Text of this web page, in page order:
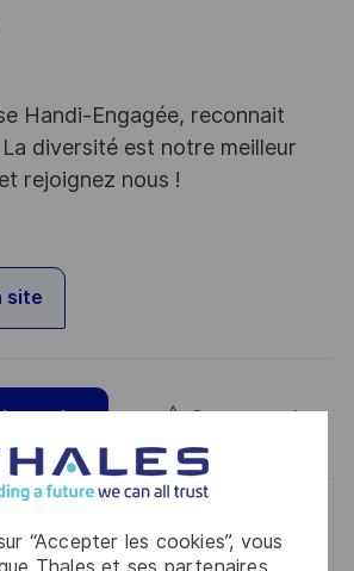
“Accepter les cookies”, vous
Handi-Engagée, reconnait
diversité est notre meilleur
rejoignez nous !
site
Sauvegarder